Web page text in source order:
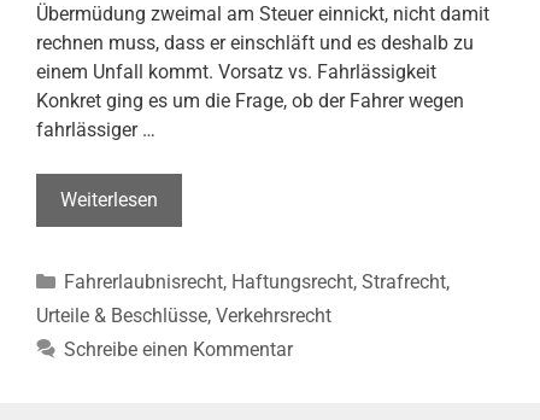
Übermüdung zweimal am Steuer einnickt, nicht damit
rechnen muss, dass er einschläft und es deshalb zu
einem Unfall kommt. Vorsatz vs. Fahrlässigkeit
Konkret ging es um die Frage, ob der Fahrer wegen
fahrlässiger …
Weiterlesen
am
zweimal
einnickt,
muss
Kategorien
Fahrerlaubnisrecht, Haftungsrecht, Strafrecht,
Urteile & Beschlüsse, Verkehrsrecht
Schreibe einen Kommentar